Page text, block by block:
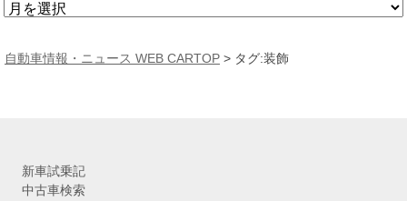
ア
カ
自動車情報・ニュース WEB CARTOP > タグ:装飾
新車試乗記
中古車検索